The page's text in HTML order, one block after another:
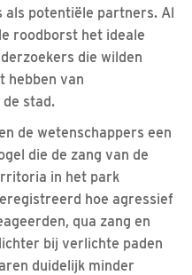
als potentiële partners. Al
roodborst het ideale
die wilden
hebben van
stad.
de wetenschappers een
die de zang van de
in het park
hoe agressief
qua zang en
bij verlichte paden
duidelijk minder